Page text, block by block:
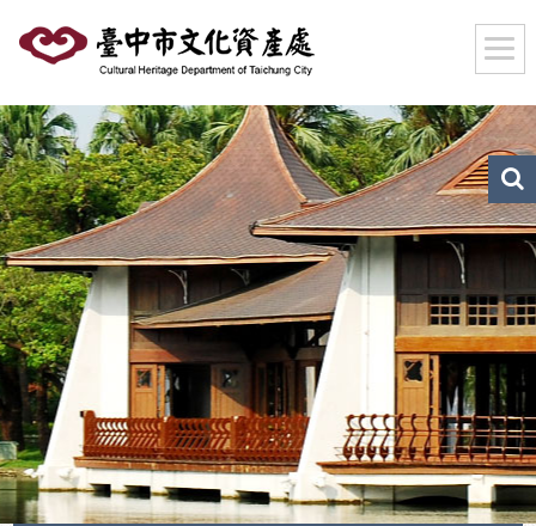
要
內
容
區
塊
文
化
資
搜
尋